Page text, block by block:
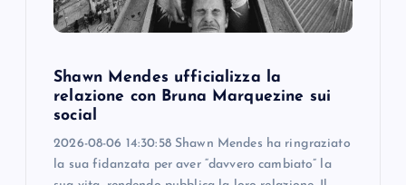
Shawn Mendes ufficializza la
relazione con Bruna Marquezine sui
social
2026-08-06 14:30:58 Shawn Mendes ha ringraziato
la sua fidanzata per aver “davvero cambiato” la